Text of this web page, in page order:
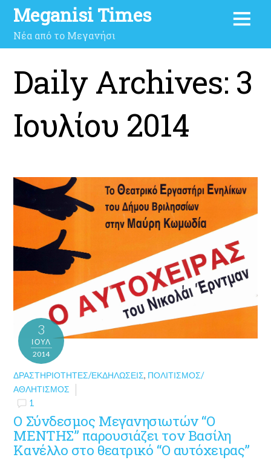
Meganisi Times
Νέα από το Μεγανήσι
Daily Archives: 3
Ιουλίου 2014
3
ΙΟΎΛ
2014
ΔΡΑΣΤΗΡΙΌΤΗΤΕΣ/ΕΚΔΗΛΏΣΕΙΣ, ΠΟΛΙΤΙΣΜΌΣ/
ΑΘΛΗΤΙΣΜΌΣ
1
Ο Σύνδεσμος Μεγανησιωτών “Ο
ΜΕΝΤΗΣ” παρουσιάζει τον Βασίλη
Κανέλλο στο θεατρικό “Ο αυτόχειρας”